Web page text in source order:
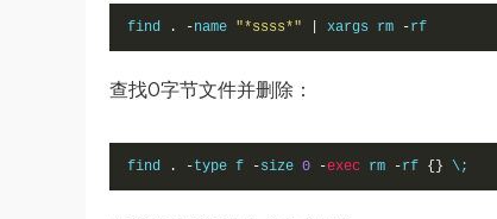
find . -name "*ssss*" xargs rm -rf
查找0字节文件并删除：
find . -type f -size 0 -exec rm -rf {} \;